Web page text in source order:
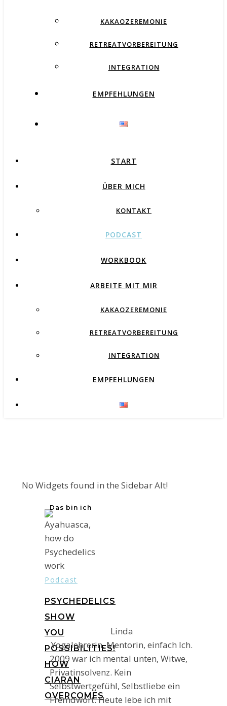
KAKAOZEREMONIE
RETREATVORBEREITUNG
INTEGRATION
EMPFEHLUNGEN
START
ÜBER MICH
KONTAKT
PODCAST
WORKBOOK
ARBEITE MIT MIR
KAKAOZEREMONIE
RETREATVORBEREITUNG
INTEGRATION
EMPFEHLUNGEN
No Widgets found in the Sidebar Alt!
Podcast
PSYCHEDELICS
SHOW
YOU
POSSIBILITIES!
HOW
CIARAN
OVERCOMES
Das bin ich
Linda
Yogalehrerin, Mentorin, einfach Ich.
2009 war ich mental unten, Witwe,
Privatinsolvenz. Kein
Selbstwertgefühl, Selbstliebe ein
Fremdwort. Heute lebe ich mit